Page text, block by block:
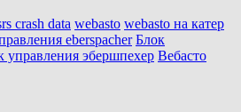
crash data webasto webasto на катер
eberspacher Блок
управления эбершпехер Вебасто